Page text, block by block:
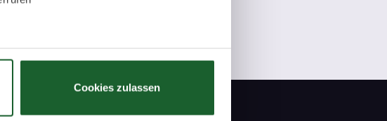
Meter genau sein können
legen Sie Ihre Präferenzen imAbschnitt
Cookies zulassen